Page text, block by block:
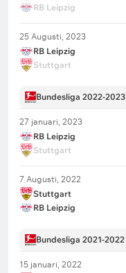
RB Leipzig
25 Augusti, 2023
RB Leipzig
Stuttgart
Bundesliga 2022-2023
27 januari, 2023
RB Leipzig
Stuttgart
7 Augusti, 2022
Stuttgart
RB Leipzig
Bundesliga 2021-2022
15 januari, 2022